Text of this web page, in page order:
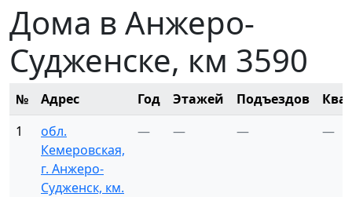
Дома в Анжеро-
Судженске, км 3590
№ Адрес Год Этажей Подъездов
1
обл.
Кемеровская,
г. Анжеро-
Судженск, км.
— — — —